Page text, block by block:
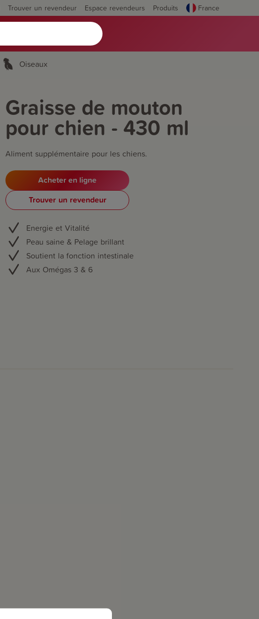
Trouver un revendeur Espace revendeurs Produits France
Oiseaux
Graisse de mouton
pour chien - 430 ml
Aliment supplémentaire pour les chiens.
Acheter en ligne
Trouver un revendeur
Energie et Vitalité
Peau saine & Pelage brillant
Soutient la fonction intestinale
Aux Omégas 3 & 6